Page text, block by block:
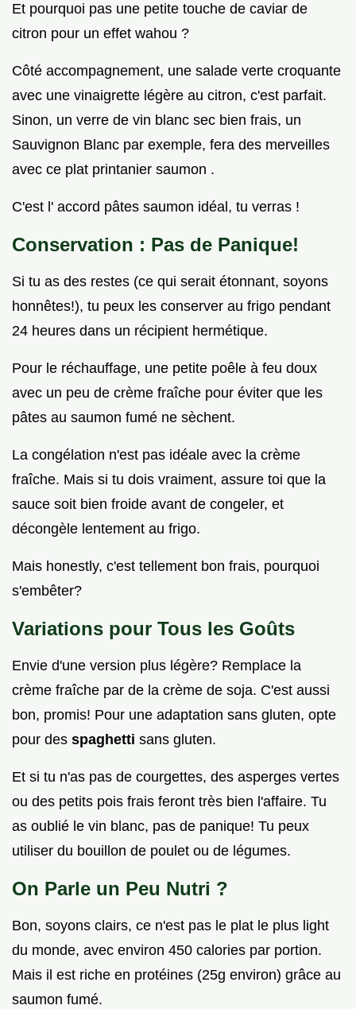
Et pourquoi pas une petite touche de caviar de
citron pour un effet wahou ?
Côté accompagnement, une salade verte croquante
avec une vinaigrette légère au citron, c'est parfait.
Sinon, un verre de vin blanc sec bien frais, un
Sauvignon Blanc par exemple, fera des merveilles
avec ce plat printanier saumon .
C'est l' accord pâtes saumon idéal, tu verras !
Conservation : Pas de Panique!
Si tu as des restes (ce qui serait étonnant, soyons
honnêtes!), tu peux les conserver au frigo pendant
24 heures dans un récipient hermétique.
Pour le réchauffage, une petite poêle à feu doux
avec un peu de crème fraîche pour éviter que les
pâtes au saumon fumé ne sèchent.
La congélation n'est pas idéale avec la crème
fraîche. Mais si tu dois vraiment, assure toi que la
sauce soit bien froide avant de congeler, et
décongèle lentement au frigo.
Mais honestly, c'est tellement bon frais, pourquoi
s'embêter?
Variations pour Tous les Goûts
Envie d'une version plus légère? Remplace la
crème fraîche par de la crème de soja. C'est aussi
bon, promis! Pour une adaptation sans gluten, opte
pour des spaghetti sans gluten.
Et si tu n'as pas de courgettes, des asperges vertes
ou des petits pois frais feront très bien l'affaire. Tu
as oublié le vin blanc, pas de panique! Tu peux
utiliser du bouillon de poulet ou de légumes.
On Parle un Peu Nutri ?
Bon, soyons clairs, ce n'est pas le plat le plus light
du monde, avec environ 450 calories par portion.
Mais il est riche en protéines (25g environ) grâce au
saumon fumé.